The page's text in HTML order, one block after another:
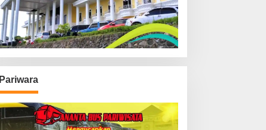
Pariwara